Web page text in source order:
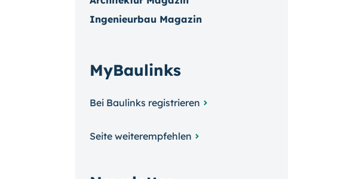
Ingenieurbau Magazin
MyBaulinks
Bei Baulinks registrieren
Seite weiterempfehlen